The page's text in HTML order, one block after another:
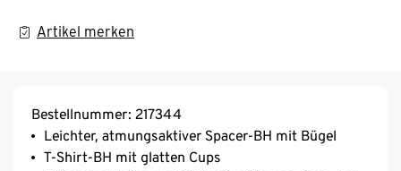
Artikel merken
Bestellnummer: 217344
Leichter, atmungsaktiver Spacer-BH mit Bügel
T-Shirt-BH mit glatten Cups